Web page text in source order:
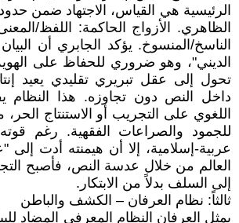
الرئيسية هي القياس، الاجتهاد ضمن
الظاهري. الأزواج الحاكمة: اللفظ/
الناسخ/المنسوخ. يؤكد الجابري أن
الديني"، وهو ضروري للحفاظ على
تحول إلى عقل تبريري تقليدي يعيد
داخل النص دون تجاوزه. هذا النظام
اللغوي على التجريب أو الاستنتاج
للجمود والصراعات الفقهية. رغم
عربية-إسلامية، إلا أن هيمنته أدت إلى
العالم من خلال عدسة النص، فأصبح
إلى السلف بدلاً من الابتكار.
ثالثاً: نظام العرفان – الكشف والباطن
يمثل العرفان النظام المعرفي المضاد